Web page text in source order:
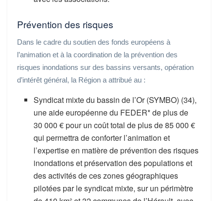
Prévention des risques
Dans le cadre du soutien des fonds européens à
l’animation et à la coordination de la prévention des
risques inondations sur des bassins versants, opération
d’intérêt général, la Région a attribué au :
Syndicat mixte du bassin de l’Or (SYMBO) (34),
une aide européenne du FEDER* de plus de
30 000 € pour un coût total de plus de 85 000 €
qui permettra de conforter l’animation et
l’expertise en matière de prévention des risques
inondations et préservation des populations et
des activités de ces zones géographiques
pilotées par le syndicat mixte, sur un périmètre